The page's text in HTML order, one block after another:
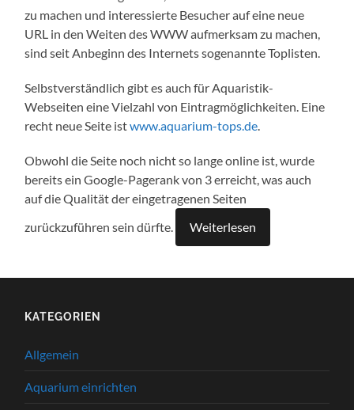
zu machen und interessierte Besucher auf eine neue
URL in den Weiten des WWW aufmerksam zu machen,
sind seit Anbeginn des Internets sogenannte Toplisten.
Selbstverständlich gibt es auch für Aquaristik-
Webseiten eine Vielzahl von Eintragmöglichkeiten. Eine
recht neue Seite istwww.aquarium-tops.de
Obwohl die Seite noch nicht so lange online ist, wurde
bereits ein Google-Pagerank von 3 erreicht, was auch
auf die Qualität der eingetragenen Seiten
zurückzuführen sein dürfte.
Weiterlesen
KATEGORIEN
Allgemein
Aquarium einrichten